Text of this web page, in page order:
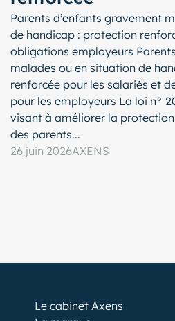
Parents d’enfants gravement
de handicap : protection
obligations employeurs
malades ou en situation de
renforcée pour les salariés et
pour les employeurs La loi n°
visant à améliorer la
des parents...
26 juin 2026AXENS
Le cabinet Axens